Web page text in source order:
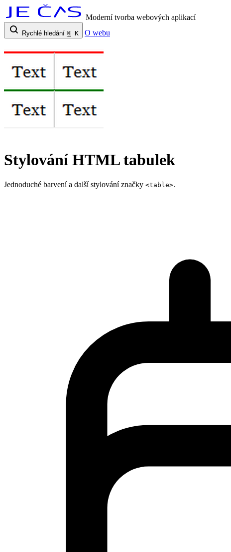
Moderní tvorba webových aplikací
Rychlé hledání ⌘ K O webu
Stylování HTML tabulek
Jednoduché barvení a další stylování značky <table>.